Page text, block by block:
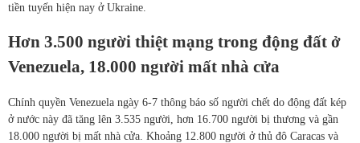
tiền tuyến hiện nay ở Ukraine.
Hơn 3.500 người thiệt mạng trong động đất ở
Venezuela, 18.000 người mất nhà cửa
Chính quyền Venezuela ngày 6-7 thông báo số người chết do động đất kép
ở nước này đã tăng lên 3.535 người, hơn 16.700 người bị thương và gần
18.000 người bị mất nhà cửa. Khoảng 12.800 người ở thủ đô Caracas và